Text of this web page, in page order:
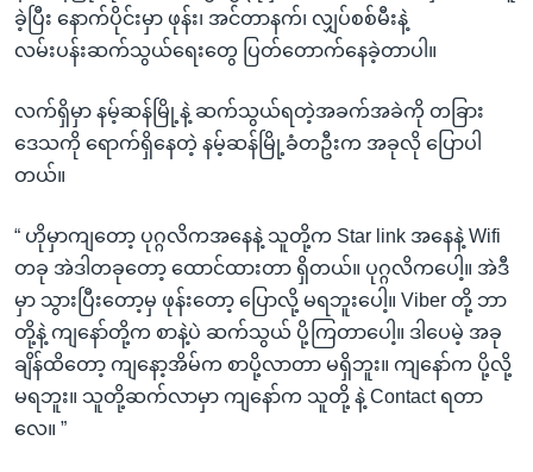
ခဲ့ပြီး နောက်ပိုင်းမှာ ဖုန်း၊ အင်တာနက်၊ လျှပ်စစ်မီးနဲ့
လမ်းပန်းဆက်သွယ်ရေးတွေ ပြတ်တောက်နေခဲ့တာပါ။
လက်ရှိမှာ နမ့်ဆန်မြို့နဲ့ ဆက်သွယ်ရတဲ့အခက်အခဲကို တခြား
ဒေသကို ရောက်ရှိနေတဲ့ နမ့်ဆန်မြို့ခံတဦးက အခုလို ပြောပါ
တယ်။
“ ဟိုမှာကျတော့ ပုဂ္ဂလိကအနေနဲ့ သူတို့က Star link အနေနဲ့ Wifi
တခု အဲဒါတခုတော့ ထောင်ထားတာ ရှိတယ်။ ပုဂ္ဂလိကပေါ့။ အဲဒီ
မှာ သွားပြီးတော့မှ ဖုန်းတော့ ပြောလို့ မရဘူးပေါ့။ Viber တို့ ဘာ
တို့နဲ့ ကျနော်တို့က စာနဲ့ပဲ ဆက်သွယ် ပို့ကြတာပေါ့။ ဒါပေမဲ့ အခု
ချိန်ထိတော့ ကျနော့အိမ်က စာပို့လာတာ မရှိဘူး။ ကျနော်က ပို့လို့
မရဘူး။ သူတို့ဆက်လာမှာ ကျနော်က သူတို့ နဲ့ Contact ရတာ
လေ။ ”